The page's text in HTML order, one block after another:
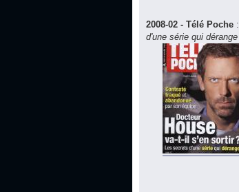
2008-02 - Télé Poche :
d'une série qui dérange